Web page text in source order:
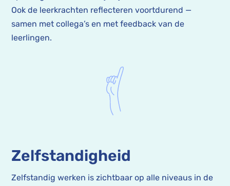
Ook de leerkrachten reflecteren voortdurend —
samen met collega’s en met feedback van de
leerlingen.
Zelfstandigheid
Zelfstandig werken is zichtbaar op alle niveaus in de